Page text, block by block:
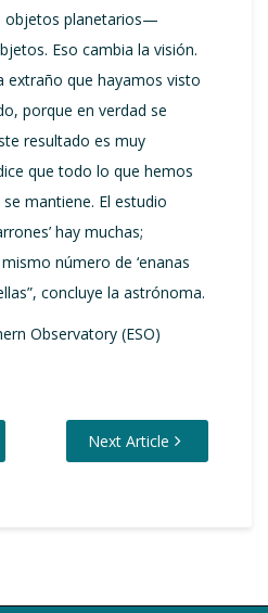
objetos planetarios—
Eso cambia la visión.
extraño que hayamos visto
porque en verdad se
resultado es muy
que todo lo que hemos
mantiene. El estudio
hay muchas;
número de ‘enanas
concluye la astrónoma.
Observatory (ESO)
Next Article